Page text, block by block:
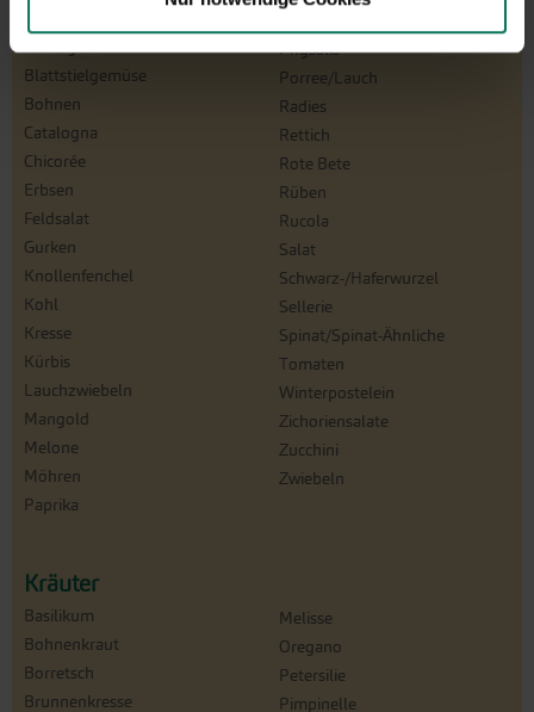
Aubergine
Blattstielgemüse
Bohnen
Catalogna
Chicorée
Erbsen
Feldsalat
Gurken
Knollenfenchel
Kohl
Kresse
Kürbis
Lauchzwiebeln
Mangold
Melone
Möhren
Paprika
Physalis
Porree/Lauch
Radies
Rettich
Rote Bete
Rüben
Rucola
Salat
Schwarz-/Haferwurzel
Sellerie
Spinat/Spinat-Ähnliche
Tomaten
Winterpostelein
Zichoriensalate
Zucchini
Zwiebeln
Kräuter
Basilikum
Bohnenkraut
Borretsch
Brunnenkresse
Melisse
Oregano
Petersilie
Pimpinelle